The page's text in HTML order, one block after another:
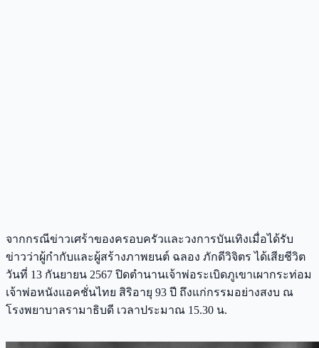
จากกรณีข่าวเศร้าของครอบครัวเเละวงการบันเทิงเมื่อได้รับ
ข่าวว่าผู้กำกับและผู้สร้างภาพยนต์ ฉลอง ภักดีวิจิตร ได้เสียชีวิต
วันที่ 13 กันยายน 2567 ปิดตำนานเจ้าพ่อระเบิดภูเขาเผากระท่อม
เจ้าพ่อหนังแอคชั่นไทย สิริอายุ 93 ปี ถึงแก่กรรมอย่างสงบ ณ
โรงพยาบาลรามาธิบดี เวลาประมาณ 15.30 น.